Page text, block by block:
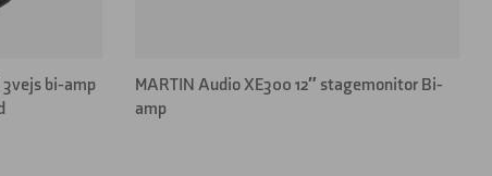
3vejs bi-amp
MARTIN Audio XE300 12″ stagemonitor Bi-
amp